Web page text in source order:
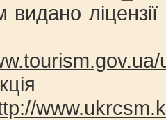
видано
,